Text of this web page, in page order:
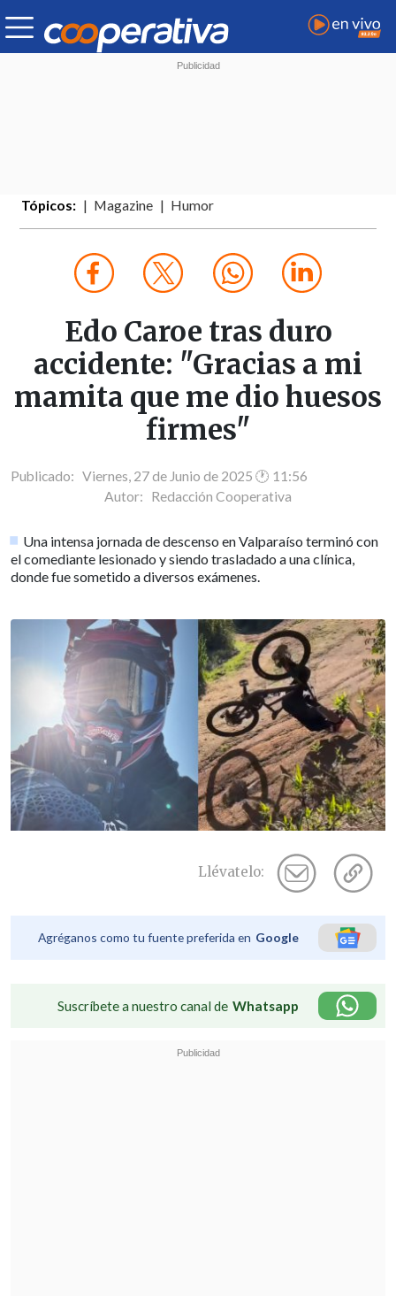
Tópicos: Magazine Humor
Edo Caroe tras duro
accidente: "Gracias a mi
mamita que me dio huesos
firmes"
Publicado: Viernes, 27 de Junio de 2025 🕐 11:56
Autor: Redacción Cooperativa
Una intensa jornada de descenso en Valparaíso terminó con
el comediante lesionado y siendo trasladado a una clínica,
donde fue sometido a diversos exámenes.
Llévatelo:
Agréganos como tu fuente preferida en Google
Suscríbete a nuestro canal de Whatsapp